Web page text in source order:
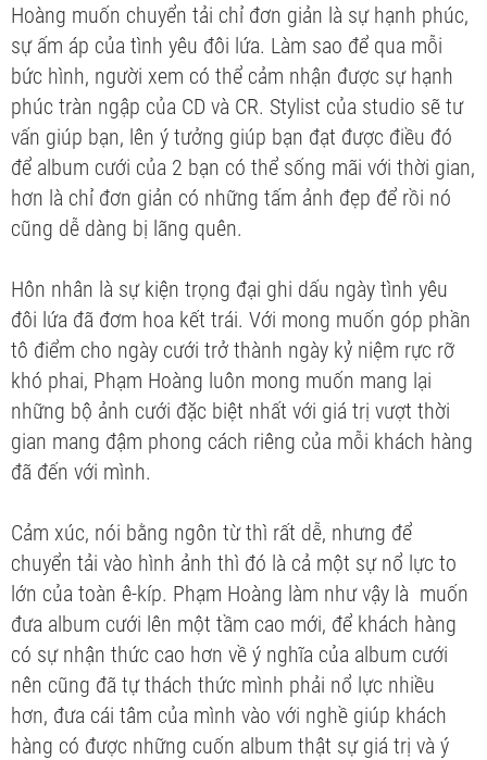
Hoàng muốn chuyển tải chỉ đơn giản là sự hạnh phúc,
sự ấm áp của tình yêu đôi lứa. Làm sao để qua mỗi
bức hình, người xem có thể cảm nhận được sự hạnh
phúc tràn ngập của CD và CR. Stylist của studio sẽ tư
vấn giúp bạn, lên ý tưởng giúp bạn đạt được điều đó
để album cưới của 2 bạn có thể sống mãi với thời gian,
hơn là chỉ đơn giản có những tấm ảnh đẹp để rồi nó
cũng dễ dàng bị lãng quên.
Hôn nhân là sự kiện trọng đại ghi dấu ngày tình yêu
đôi lứa đã đơm hoa kết trái. Với mong muốn góp phần
tô điểm cho ngày cưới trở thành ngày kỷ niệm rực rỡ
khó phai, Phạm Hoàng luôn mong muốn mang lại
những bộ ảnh cưới đặc biệt nhất với giá trị vượt thời
gian mang đậm phong cách riêng của mỗi khách hàng
đã đến với mình.
Cảm xúc, nói bằng ngôn từ thì rất dễ, nhưng để
chuyển tải vào hình ảnh thì đó là cả một sự nổ lực to
lớn của toàn ê-kíp. Phạm Hoàng làm như vậy là muốn
đưa album cưới lên một tầm cao mới, để khách hàng
có sự nhận thức cao hơn về ý nghĩa của album cưới
nên cũng đã tự thách thức mình phải nổ lực nhiều
hơn, đưa cái tâm của mình vào với nghề giúp khách
hàng có được những cuốn album thật sự giá trị và ý